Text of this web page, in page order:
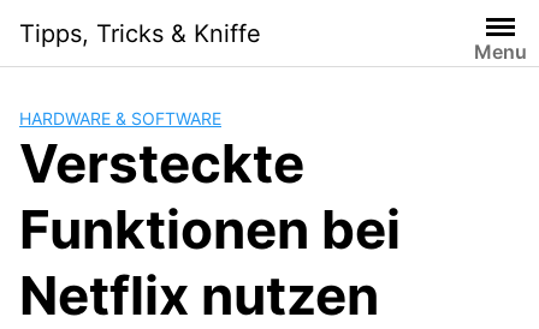
content
Tipps, Tricks & Kniffe
Menu
HARDWARE & SOFTWARE
Versteckte
Funktionen bei
Netflix nutzen